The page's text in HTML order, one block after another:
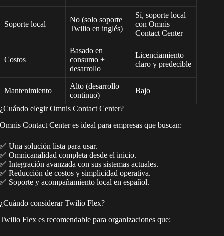
Soporte local
No (solo soporte
Twilio en inglés)
Sí, soporte local
con Omnis
Contact Center
Costos
Basado en
consumo +
desarrollo
Licenciamiento
claro y predecible
Mantenimiento
Alto (desarrollo
continuo)
Bajo
¿Cuándo elegir Omnis Contact Center?
Omnis Contact Center es ideal para empresas que buscan:
✅ Una solución lista para usar.
✅ Omnicanalidad completa desde el inicio.
✅ Integración avanzada con sus sistemas actuales.
✅ Reducción de costos y simplicidad operativa.
✅ Soporte y acompañamiento local en español.
¿Cuándo considerar Twilio Flex?
Twilio Flex es recomendable para organizaciones que: